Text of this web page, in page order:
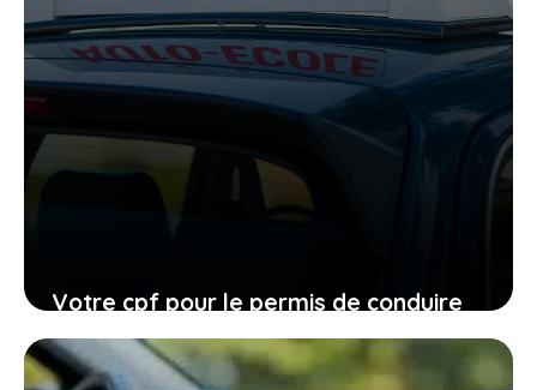
Votre cpf pour le permis de conduire
expire en 2026, ne laissez pas filer
cette ultime chance